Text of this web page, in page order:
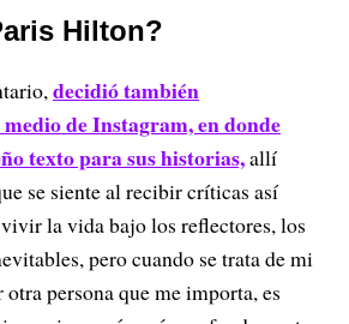
Hilton?
decidió también
de Instagram, en donde
texto para sus historias,allí
se siente al recibir críticas así
la vida bajo los reflectores, los
pero cuando se trata de mi
persona que me importa, es